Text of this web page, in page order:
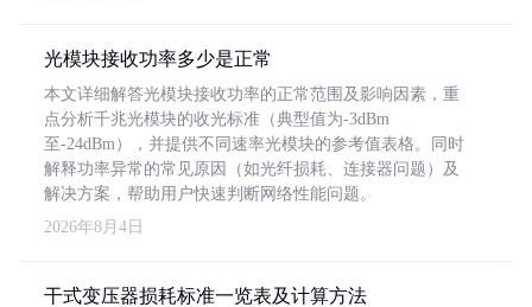
光模块接收功率多少是正常
本文详细解答光模块接收功率的正常范围及影响因素，重
点分析千兆光模块的收光标准（典型值为-3dBm
至-24dBm），并提供不同速率光模块的参考值表格。同时
解释功率异常的常见原因（如光纤损耗、连接器问题）及
解决方案，帮助用户快速判断网络性能问题。
2026年8月4日
干式变压器损耗标准一览表及计算方法